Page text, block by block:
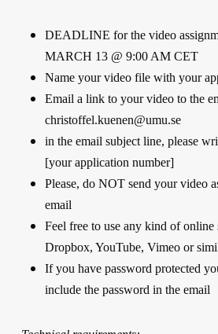
DEADLINE for the video
MARCH 13 @ 9:00 AM CET
Name your video file with your
Email a link to your video to the
christoffel.kuenen@umu.se
in the email subject line, please
[your application number]
Please, do NOT send your video
email
Feel free to use any kind of online
Dropbox, YouTube, Vimeo or
If you have password protected
include the password in the email